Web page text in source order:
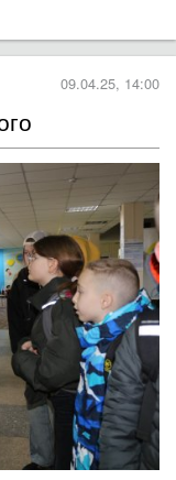
09.04.25, 14:00